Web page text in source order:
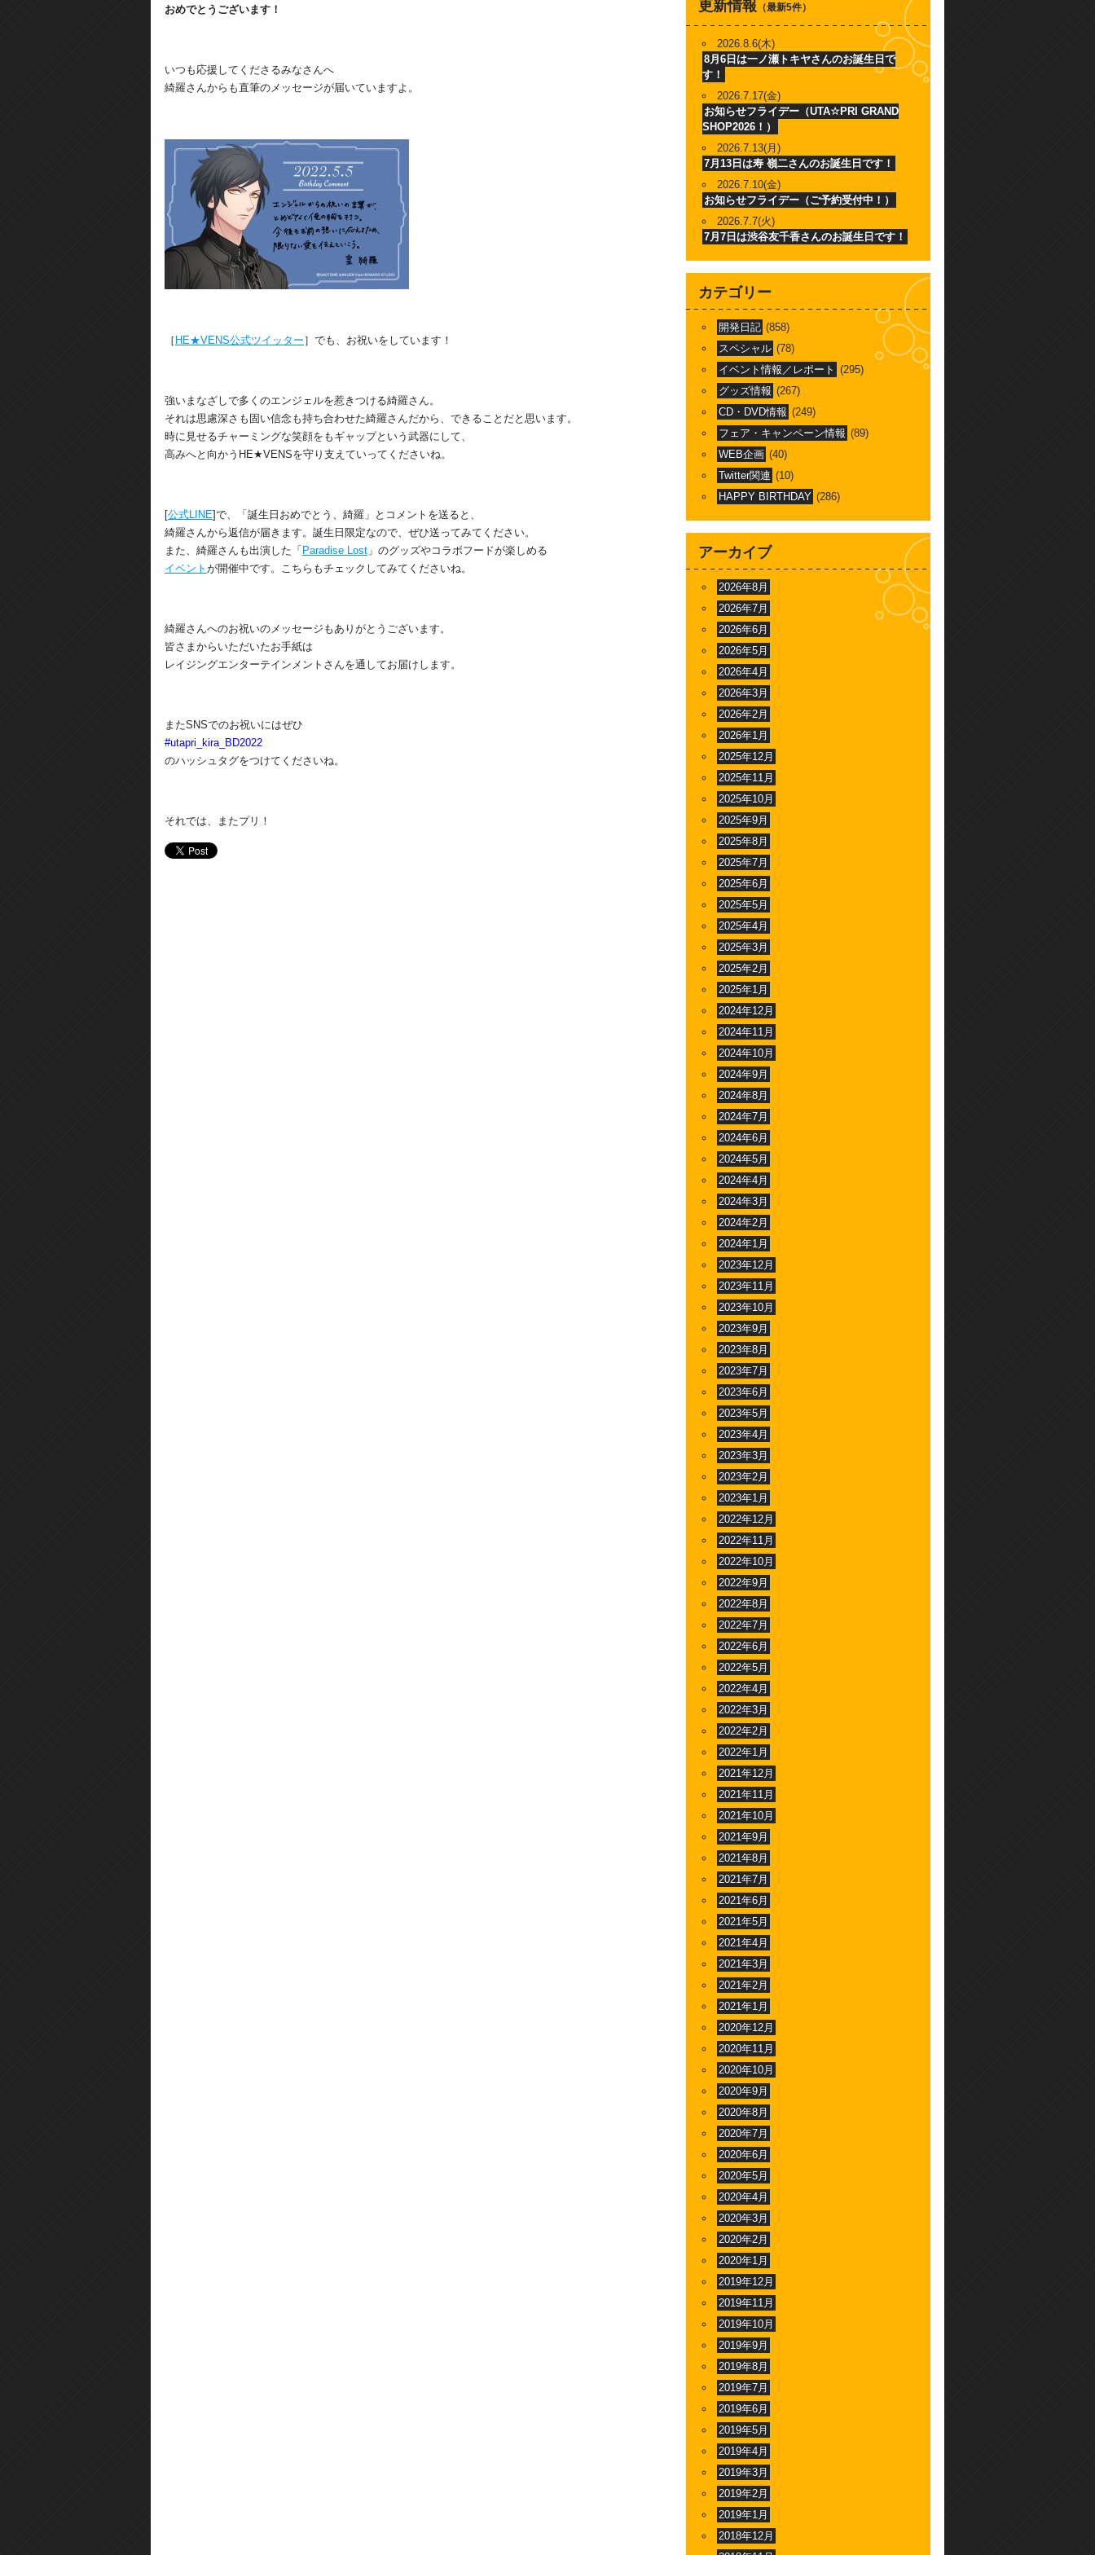
おめでとうございます！
いつも応援してくださるみなさんへ
綺羅さんからも直筆のメッセージが届いていますよ。
［ HE★VENS公式ツイッター ］でも、お祝いをしています！
強いまなざしで多くのエンジェルを惹きつける綺羅さん。
それは思慮深さも固い信念も持ち合わせた綺羅さんだから、できることだと思います。
時に見せるチャーミングな笑顔をもギャップという武器にして、
高みへと向かうHE★VENSを守り支えていってくださいね。
[公式LINE]で、「誕生日おめでとう、綺羅」とコメントを送ると、
綺羅さんから返信が届きます。誕生日限定なので、ぜひ送ってみてください。
また、綺羅さんも出演した「 Paradise Lost 」のグッズやコラボフードが楽しめる
イベント が開催中です。こちらもチェックしてみてくださいね。
綺羅さんへのお祝いのメッセージもありがとうございます。
皆さまからいただいたお手紙は
レイジングエンターテインメントさんを通してお届けします。
またSNSでのお祝いにはぜひ
#utapri_kira_BD2022
のハッシュタグをつけてくださいね。
それでは、またプリ！
更新情報 （最新5件）
2026.8.6(木)
8月6日は一ノ瀬トキヤさんのお誕生日で
す！
2026.7.17(金)
お知らせフライデー（UTA☆PRI GRAND
SHOP2026！）
2026.7.13(月)
7月13日は寿 嶺二さんのお誕生日です！
2026.7.10(金)
お知らせフライデー（ご予約受付中！）
2026.7.7(火)
7月7日は渋谷友千香さんのお誕生日です！
カテゴリー
開発日記 (858)
スペシャル (78)
イベント情報／レポート (295)
グッズ情報 (267)
CD・DVD情報 (249)
フェア・キャンペーン情報 (89)
WEB企画 (40)
Twitter関連 (10)
HAPPY BIRTHDAY (286)
アーカイブ
2026年8月
2026年7月
2026年6月
2026年5月
2026年4月
2026年3月
2026年2月
2026年1月
2025年12月
2025年11月
2025年10月
2025年9月
2025年8月
2025年7月
2025年6月
2025年5月
2025年4月
2025年3月
2025年2月
2025年1月
2024年12月
2024年11月
2024年10月
2024年9月
2024年8月
2024年7月
2024年6月
2024年5月
2024年4月
2024年3月
2024年2月
2024年1月
2023年12月
2023年11月
2023年10月
2023年9月
2023年8月
2023年7月
2023年6月
2023年5月
2023年4月
2023年3月
2023年2月
2023年1月
2022年12月
2022年11月
2022年10月
2022年9月
2022年8月
2022年7月
2022年6月
2022年5月
2022年4月
2022年3月
2022年2月
2022年1月
2021年12月
2021年11月
2021年10月
2021年9月
2021年8月
2021年7月
2021年6月
2021年5月
2021年4月
2021年3月
2021年2月
2021年1月
2020年12月
2020年11月
2020年10月
2020年9月
2020年8月
2020年7月
2020年6月
2020年5月
2020年4月
2020年3月
2020年2月
2020年1月
2019年12月
2019年11月
2019年10月
2019年9月
2019年8月
2019年7月
2019年6月
2019年5月
2019年4月
2019年3月
2019年2月
2019年1月
2018年12月